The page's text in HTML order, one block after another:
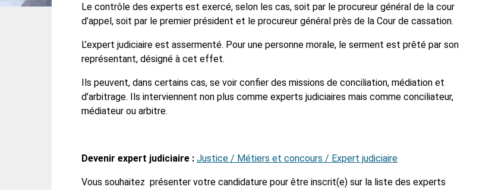
Le contrôle des experts est exercé, selon les cas, soit par le procureur général de la cour
d’appel, soit par le premier président et le procureur général près de la Cour de cassation.
L’expert judiciaire est assermenté. Pour une personne morale, le serment est prêté par son
représentant, désigné à cet effet.
Ils peuvent, dans certains cas, se voir confier des missions de conciliation, médiation et
d’arbitrage. Ils interviennent non plus comme experts judiciaires mais comme conciliateur,
médiateur ou arbitre.
Devenir expert judiciaire : Justice / Métiers et concours / Expert judiciaire
Vous souhaitez présenter votre candidature pour être inscrit(e) sur la liste des experts